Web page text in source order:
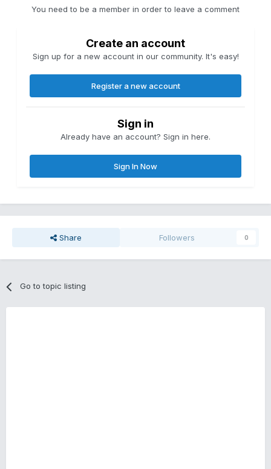
You need to be a member in order to leave a comment
Create an account
Sign up for a new account in our community. It's easy!
Register a new account
Sign in
Already have an account? Sign in here.
Sign In Now
Share Followers 0
Go to topic listing